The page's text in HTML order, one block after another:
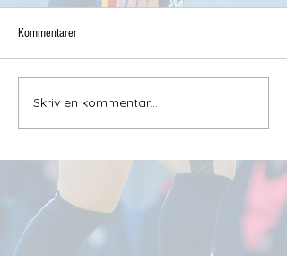
Kommentarer
Skriv en kommentar...